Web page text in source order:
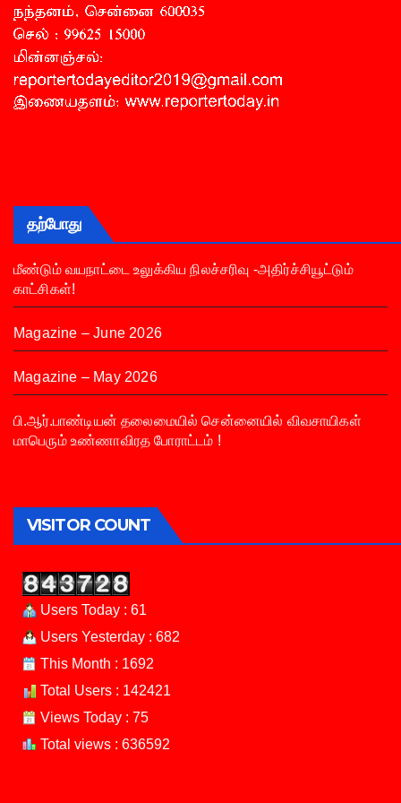
தற்போது
மீண்டும் வயநாட்டை உலுக்கிய நிலச்சரிவு -அதிர்ச்சியூட்டும்
காட்சிகள்!
Magazine – June 2026
Magazine – May 2026
பி.ஆர்.பாண்டியன் தலைமையில் சென்னையில் விவசாயிகள்
மாபெரும் உண்ணாவிரத போராட்டம் !
VISITOR COUNT
Users Today : 61
Users Yesterday : 682
This Month : 1692
Total Users : 142421
Views Today : 75
Total views : 636592